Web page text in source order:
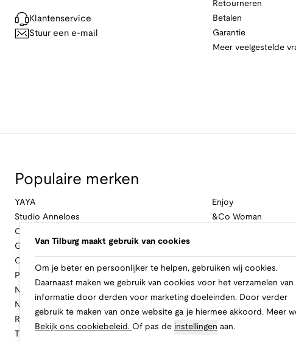
Klantenservice
Stuur een e-mail
Retourneren
Betalen
Garantie
Meer veelgestelde
Populaire merken
YAYA
Studio Anneloes
Cambio
Geisha
Cast Iron
Profuomo
No Excess
New Balance
Rinascimento
Enjoy
&Co Woman
Van Tilburg maakt gebruik van cookies
Om je beter en persoonlijker te helpen, gebruiken wij cookies.
Daarnaast maken we gebruik van cookies voor het verzamelen van
informatie door derden voor marketing doeleinden. Door verder
gebruik te maken van onze website ga je hiermee akkoord. Meer
Bekijk ons cookiebeleid. Of pas de instellingen aan.